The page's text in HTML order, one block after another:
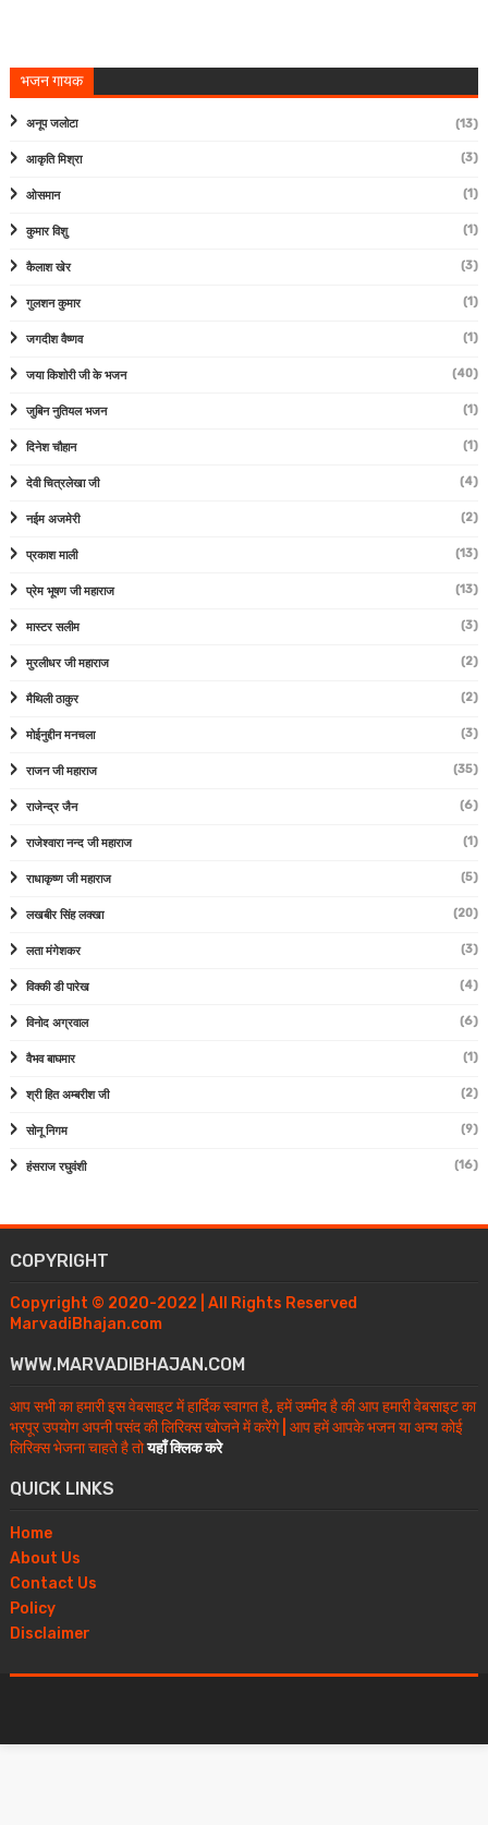
भजन गायक
अनूप जलोटा (13)
आकृति मिश्रा (3)
ओसमान (1)
कुमार विशु (1)
कैलाश खेर (3)
गुलशन कुमार (1)
जगदीश वैष्णव (1)
जया किशोरी जी के भजन (40)
जुबिन नुतियल भजन (1)
दिनेश चौहान (1)
देवी चित्रलेखा जी (4)
नईम अजमेरी (2)
प्रकाश माली (13)
प्रेम भूषण जी महाराज (13)
मास्टर सलीम (3)
मुरलीधर जी महाराज (2)
मैथिली ठाकुर (2)
मोईनुद्दीन मनचला (3)
राजन जी महाराज (35)
राजेन्द्र जैन (6)
राजेश्वारा नन्द जी महाराज (1)
राधाकृष्ण जी महाराज (5)
लखबीर सिंह लक्खा (20)
लता मंगेशकर (3)
विक्की डी पारेख (4)
विनोद अग्रवाल (6)
वैभव बाघमार (1)
श्री हित अम्बरीश जी (2)
सोनू निगम (9)
हंसराज रघुवंशी (16)
COPYRIGHT
Copyright © 2020-2022 | All Rights Reserved
MarvadiBhajan.com
WWW.MARVADIBHAJAN.COM
आप सभी का हमारी इस वेबसाइट में हार्दिक स्वागत है, हमें उम्मीद है की आप हमारी वेबसाइट का
भरपूर उपयोग अपनी पसंद की लिरिक्स खोजने में करेंगे | आप हमें आपके भजन या अन्य कोई
लिरिक्स भेजना चाहते है तोयहाँ क्लिक करे
QUICK LINKS
Home
About Us
Contact Us
Policy
Disclaimer